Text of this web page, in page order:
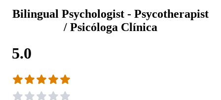
Bilingual Psychologist - Psycotherapist
/ Psicóloga Clínica
5.0